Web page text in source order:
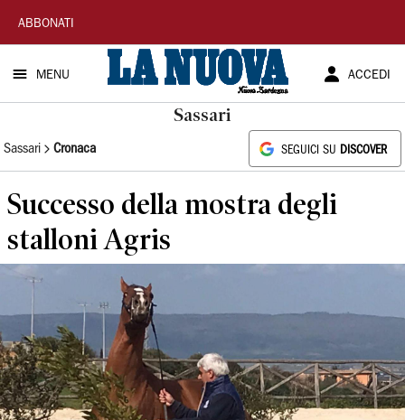
La
Nuova
Sardegna
ABBONATI
MENU ACCEDI
Sassari
Sassari Cronaca SEGUICI SU DISCOVER
Successo della mostra degli
stalloni Agris